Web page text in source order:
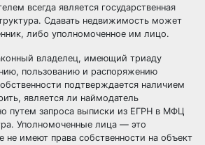
всегда является государственная
Сдавать недвижимость может
либо уполномоченное им лицо.
владелец, имеющий триаду
пользованию и распоряжению
подтверждается наличием
является ли наймодатель
путем запроса выписки из ЕГРН в МФЦ
Уполномоченные лица — это
не имеют права собственности на объект